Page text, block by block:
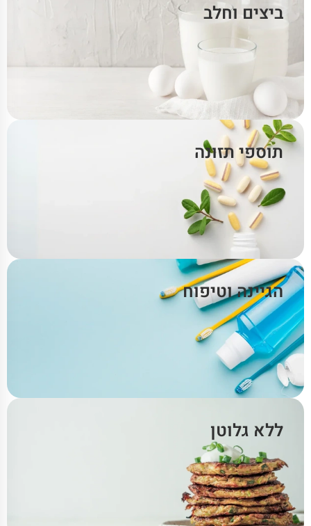
ביצים וחלב
תוספי תזונה
הגיינה וטיפוח
ללא גלוטן